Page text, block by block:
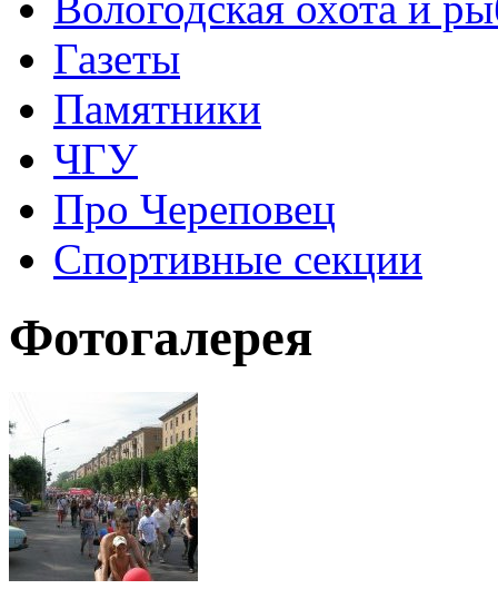
Газеты
Памятники
ЧГУ
Про Череповец
Спортивные секции
Фотогалерея